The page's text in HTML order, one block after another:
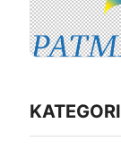
KATEGORI